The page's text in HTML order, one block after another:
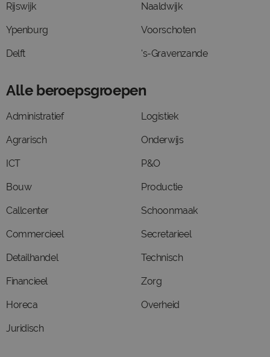
Rijswijk
Ypenburg
Delft
Naaldwijk
Voorschoten
's-Gravenzande
Alle beroepsgroepen
Administratief
Agrarisch
ICT
Bouw
Callcenter
Commercieel
Detailhandel
Financieel
Horeca
Juridisch
Logistiek
Onderwijs
P&O
Productie
Schoonmaak
Secretarieel
Technisch
Zorg
Overheid